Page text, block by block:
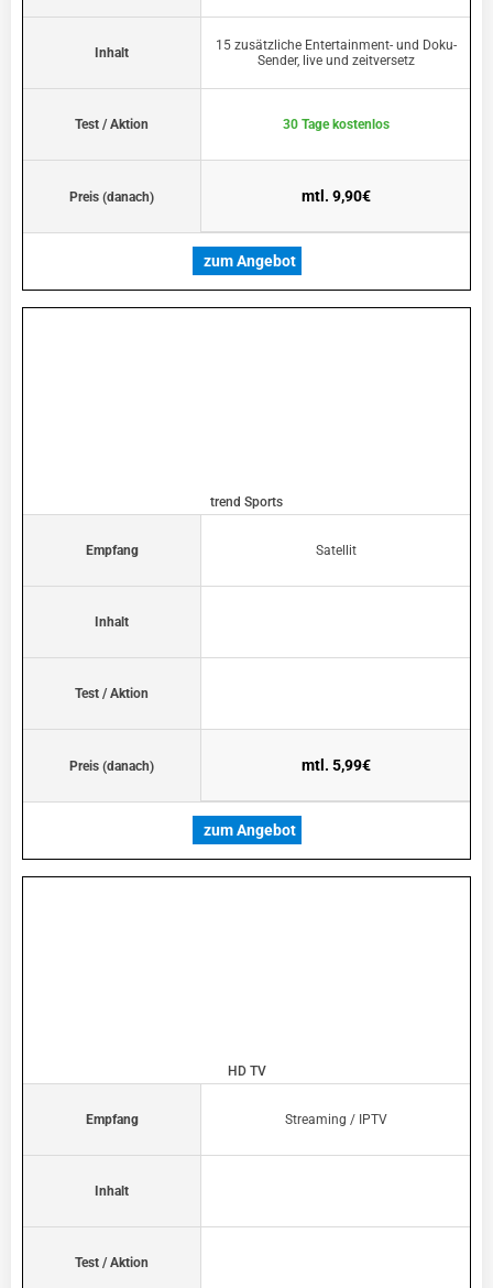
Inhalt
Test / Aktion
Preis (danach)
15 zusätzliche Entertainment- und Doku-
Sender, live und zeitversetz
30 Tage kostenlos
mtl. 9,90€
zum Angebot
trend Sports
Empfang
Inhalt
Test / Aktion
Preis (danach)
Satellit
mtl. 5,99€
zum Angebot
HD TV
Empfang
Inhalt
Test / Aktion
Streaming / IPTV